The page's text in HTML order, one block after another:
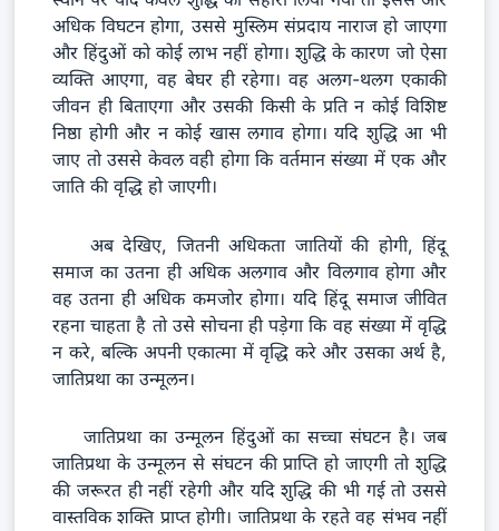
अधिक विघटन होगा, उससे मुस्लिम संप्रदाय नाराज हो जाएगा
और हिंदुओं को कोई लाभ नहीं होगा। शुद्धि के कारण जो ऐसा
व्यक्ति आएगा, वह बेघर ही रहेगा। वह अलग-थलग एकाकी
जीवन ही बिताएगा और उसकी किसी के प्रति न कोई विशिष्ट
निष्ठा होगी और न कोई खास लगाव होगा। यदि शुद्धि आ भी
जाए तो उससे केवल वही होगा कि वर्तमान संख्या में एक और
जाति की वृद्धि हो जाएगी।
अब देखिए, जितनी अधिकता जातियों की होगी, हिंदू
समाज का उतना ही अधिक अलगाव और विलगाव होगा और
वह उतना ही अधिक कमजोर होगा। यदि हिंदू समाज जीवित
रहना चाहता है तो उसे सोचना ही पड़ेगा कि वह संख्या में वृद्धि
न करे, बल्कि अपनी एकात्मा में वृद्धि करे और उसका अर्थ है,
जातिप्रथा का उन्मूलन।
जातिप्रथा का उन्मूलन हिंदुओं का सच्चा संघटन है। जब
जातिप्रथा के उन्मूलन से संघटन की प्राप्ति हो जाएगी तो शुद्धि
की जरूरत ही नहीं रहेगी और यदि शुद्धि की भी गई तो उससे
वास्तविक शक्ति प्राप्त होगी। जातिप्रथा के रहते वह संभव नहीं